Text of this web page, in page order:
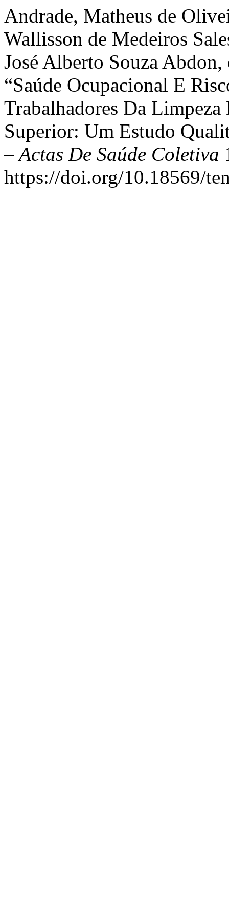
Andrade, Matheus de
Wallisson de Medeiros
José Alberto Souza
“Saúde Ocupacional E
Trabalhadores Da
Superior: Um Estudo
– Actas De Saúde Coletiva
https://doi.org/10.18569/